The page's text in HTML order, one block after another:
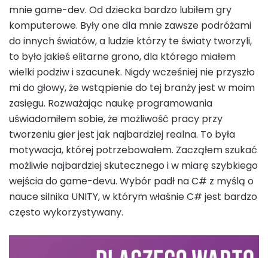
mnie game-dev. Od dziecka bardzo lubiłem gry
komputerowe. Były one dla mnie zawsze podróżami
do innych światów, a ludzie którzy te światy tworzyli,
to było jakieś elitarne grono, dla którego miałem
wielki podziw i szacunek. Nigdy wcześniej nie przyszło
mi do głowy, że wstąpienie do tej branży jest w moim
zasięgu. Rozważając naukę programowania
uświadomiłem sobie, że możliwość pracy przy
tworzeniu gier jest jak najbardziej realna. To była
motywacja, której potrzebowałem. Zacząłem szukać
możliwie najbardziej skutecznego i w miarę szybkiego
wejścia do game-devu. Wybór padł na C# z myślą o
nauce silnika UNITY, w którym właśnie C# jest bardzo
często wykorzystywany.